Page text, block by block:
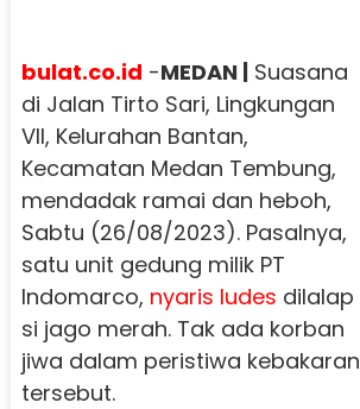
bulat.co.id -MEDAN |Suasana
di Jalan Tirto Sari, Lingkungan
VII, Kelurahan Bantan,
Kecamatan Medan Tembung,
mendadak ramai dan heboh,
Sabtu (26/08/2023). Pasalnya,
satu unit gedung milik PT
Indomarco, nyaris ludes dilalap
si jago merah. Tak ada korban
jiwa dalam peristiwa kebakaran
tersebut.